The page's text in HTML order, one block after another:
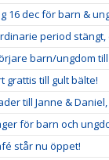
16 dec för barn &
period
barn/ungdom
grattis till gult bälte!
till Janne & Daniel,
för barn och
står nu öppet!